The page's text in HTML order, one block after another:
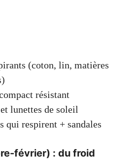
(coton, lin, matières
résistant
lunettes de soleil
qui respirent + sandales
février) : du froid